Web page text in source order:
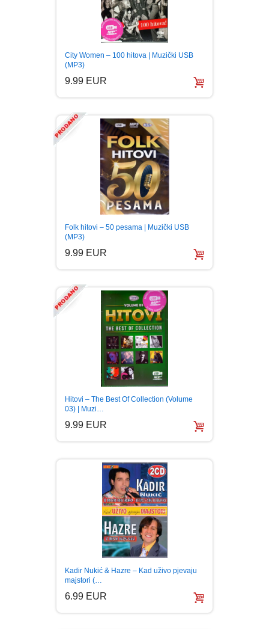
City Women – 100 hitova | Muzički USB
(MP3)
9.99 EUR
Folk hitovi – 50 pesama | Muzički USB
(MP3)
9.99 EUR
Hitovi – The Best Of Collection (Volume
03) | Muzi…
9.99 EUR
Kadir Nukić & Hazre – Kad uživo pjevaju
majstori (…
6.99 EUR